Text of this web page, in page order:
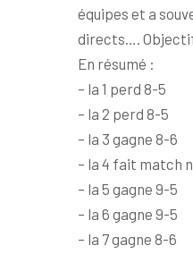
équipes et a
directs…. Objectif
En résumé :
– la 1 perd 8-5
– la 2 perd 8-5
– la 3 gagne 8-6
– la 4 fait match
– la 5 gagne 9-5
– la 6 gagne 9-5
– la 7 gagne 8-6